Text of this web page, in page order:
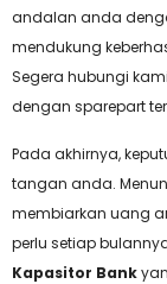
andalan anda
mendukung
Segera hubungi
dengan sparepart
Pada akhirnya,
tangan anda.
membiarkan uang
perlu setiap
Kapasitor Bank